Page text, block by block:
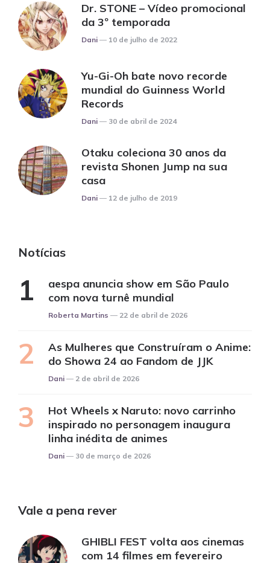
Dr. STONE – Vídeo promocional
da 3º temporada
Posted
Dani 10 de julho de 2022
Yu-Gi-Oh bate novo recorde
mundial do Guinness World
Records
Posted
Dani 30 de abril de 2024
Otaku coleciona 30 anos da
revista Shonen Jump na sua
casa
Posted
Dani 12 de julho de 2019
Notícias
aespa anuncia show em São Paulo
com nova turnê mundial
Posted
Roberta Martins 22 de abril de 2026
As Mulheres que Construíram o Anime:
do Showa 24 ao Fandom de JJK
Posted
Dani 2 de abril de 2026
Hot Wheels x Naruto: novo carrinho
inspirado no personagem inaugura
linha inédita de animes
Posted
Dani 30 de março de 2026
Vale a pena rever
GHIBLI FEST volta aos cinemas
com 14 filmes em fevereiro